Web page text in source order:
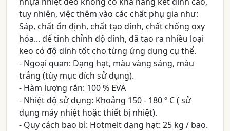
tuy nhiên, việc thêm vào các chất phụ gia như:
Sáp, chất ổn định, chất tạo dính, chất chống oxy
hóa... để tinh chỉnh độ dính, đã tạo ra nhiều loại
keo có độ dính tốt cho từng ứng dụng cụ thể.
- Ngoại quan: Dạng hạt, màu vàng sáng, màu
trắng (tùy mục đích sử dụng).
- Hàm lượng rắn: 100 % EVA
- Nhiệt độ sử dụng: Khoảng 150 - 180 º C ( sử
dụng máy nhiệt hoặc thiết bị nhiệt).
- Quy cách bao bì: Hotmelt dạng hạt: 25 kg / bao.